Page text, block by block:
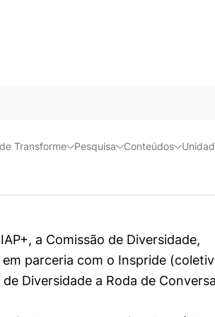
Transforme Pesquisa Conteúdos
a Comissão de Diversidade,
parceria com o Inspride
Diversidade a Roda de Conversa